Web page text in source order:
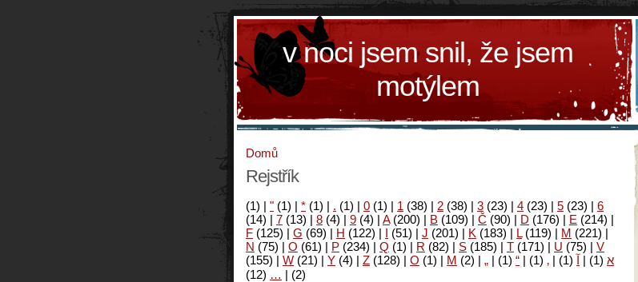
v noci jsem snil, že jsem
motýlem
Domů
Rejstřík
(1) | " (1) | * (1) | . (1) | 0 (1) | 1 (38) | 2 (38) | 3 (23) | 4 (23) | 5 (23) | 6
(14) | 7 (13) | 8 (4) | 9 (4) | A(200) | B (109) | Č (90) | D (176) | E (214) |
F (125) | G (69) | H (122) | I (51) | J (201) | K (183) | L(119) | M (221) |
N (75) | O (61) | P (234) | Q (1) | R (82) | S (185) | T (171) | U (75) | V
(155) | W (21) | Y (4) | Z (128) | Ο (1) | М (2) | א (1)
| آ (1)
|
‚
(1)
|
“
(1)
|
„
(2)
|
…
(12)